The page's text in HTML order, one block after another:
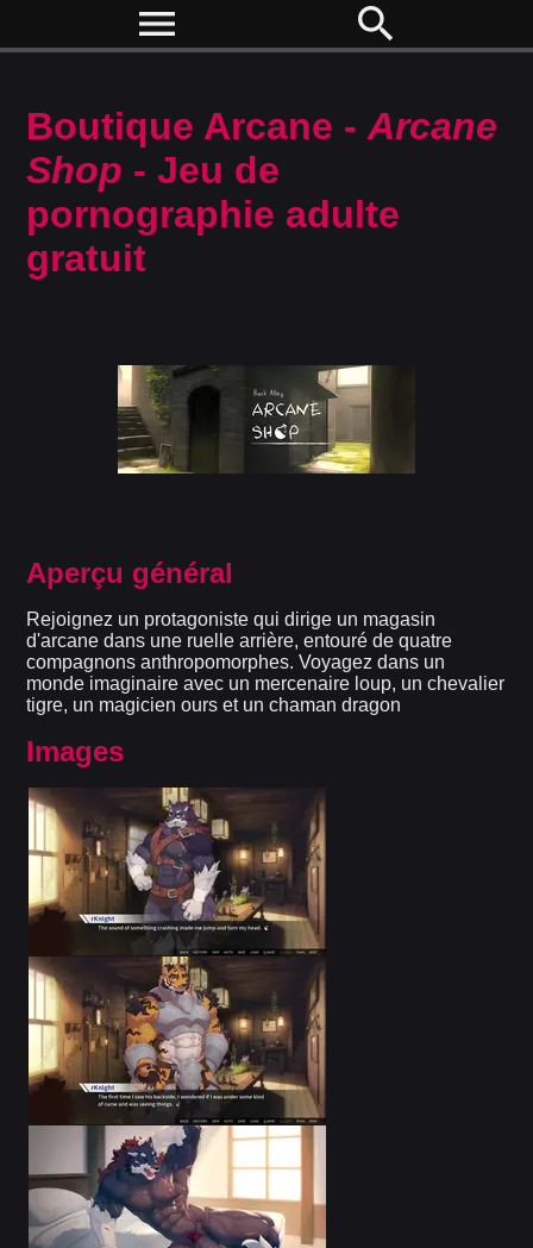
menu search
Boutique Arcane -Arcane
Shop - Jeu de
pornographie adulte
gratuit
Aperçu général
Rejoignez un protagoniste qui dirige un magasin
d'arcane dans une ruelle arrière, entouré de quatre
compagnons anthropomorphes. Voyagez dans un
monde imaginaire avec un mercenaire loup, un chevalier
tigre, un magicien ours et un chaman dragon
Images